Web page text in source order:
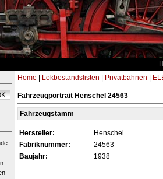
Home Lokbestandslisten Privatbahnen
Fahrzeugportrait Henschel 24563
Fahrzeugstamm
Hersteller:
Henschel
Fabriknummer:
24563
Baujahr:
1938